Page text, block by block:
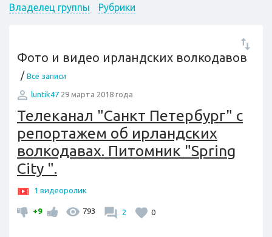
Владелец группы Рубрики
Фото и видео ирландских волкодавов
/ Все записи
luntik47 29 марта 2018 года
Телеканал "Санкт Петербург" с
репортажем об ирландских
волкодавах. Питомник "Spring
City ".
1 видеоролик
+9 793 2 0